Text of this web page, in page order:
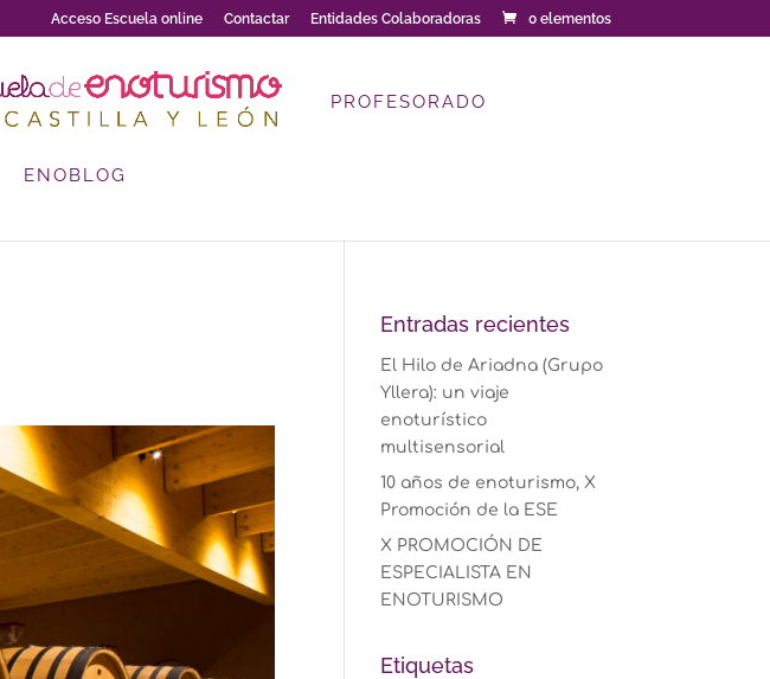
Acceso Escuela online Contactar Entidades Colaboradoras 0 elementos
PROFESORADO
ENOBLOG
Entradas recientes
El Hilo de Ariadna (Grupo
Yllera): un viaje
enoturístico
multisensorial
10 años de enoturismo, X
Promoción de la ESE
X PROMOCIÓN DE
ESPECIALISTA EN
ENOTURISMO
Etiquetas